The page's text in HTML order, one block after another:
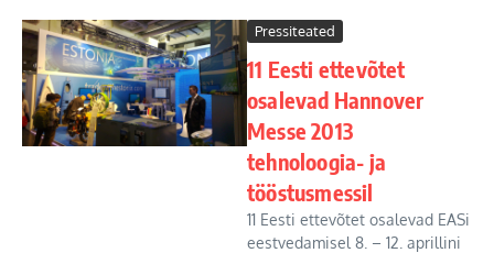
Pressiteated
11 Eesti ettevõtet
osalevad Hannover
Messe 2013
tehnoloogia- ja
tööstusmessil
11 Eesti ettevõtet osalevad EASi
eestvedamisel 8. – 12. aprillini